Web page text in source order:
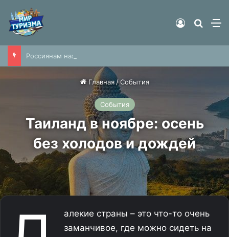
Найти
Войти
Главная / События
События
Таиланд в ноябре: осень
без холодов и дождей
алекие страны – это что-то очень
заманчивое, где можно сидеть на